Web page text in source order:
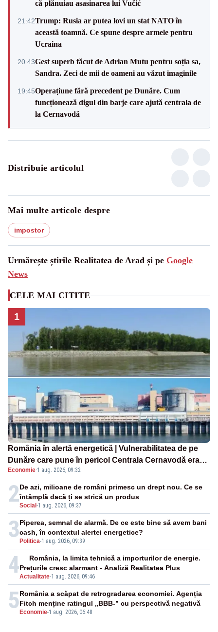
că plănuiau asasinarea lui Vučić
21:42Trump: Rusia ar putea lovi un stat NATO în
această toamnă. Ce spune despre armele pentru
Ucraina
20:43Gest superb făcut de Adrian Mutu pentru soția sa,
Sandra. Zeci de mii de oameni au văzut imaginile
19:45Operațiune fără precedent pe Dunăre. Cum
funcționează digul din barje care ajută centrala de
la Cernavodă
Distribuie articolul
Mai multe articole despre
impostor
Urmărește știrile Realitatea de Arad și pe Google
News
CELE MAI CITITE
1
România în alertă energetică | Vulnerabilitatea de pe
Dunăre care pune în pericol Centrala Cernavodă era
cunoscută de pe vremea lui Ceaușescu
Economie·1 aug. 2026, 09:32
2Social -1 aug. 2026, 09:37
De azi, milioane de români primesc un drept nou. Ce se
întâmplă dacă ți se strică un produs
3 Politica-1 aug. 2026, 09:39
Piperea, semnal de alarmă. De ce este bine să avem bani
cash, în contextul alertei energetice?
4Actualitate-1 aug. 2026, 09:46
România, la limita tehnică a importurilor de energie.
Prețurile cresc alarmant - Analiză Realitatea Plus
5 Economie-1 aug. 2026, 06:48
România a scăpat de retrogradarea economiei. Agenția
Fitch menține ratingul „BBB-” cu perspectivă negativă